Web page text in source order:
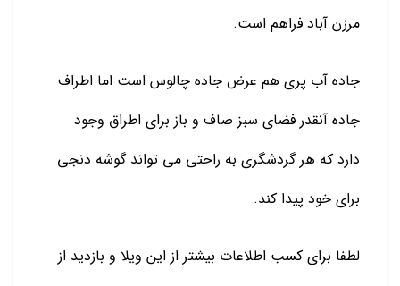
مرزن آباد فراهم است.
جاده آب پری هم عرض جاده چالوس است اما اطراف
جاده آنقدر فضای سبز صاف و باز برای اطراق وجود
دارد که هر گردشگری به راحتی می تواند گوشه دنجی
برای خود پیدا کند.
لطفا برای کسب اطلاعات بیشتر از این ویلا و بازدید از